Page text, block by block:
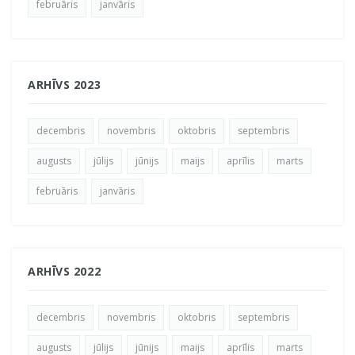
februāris janvāris
ARHĪVS 2023
decembris novembris oktobris septembris
augusts jūlijs jūnijs maijs aprīlis marts
februāris janvāris
ARHĪVS 2022
decembris novembris oktobris septembris
augusts jūlijs jūnijs maijs aprīlis marts